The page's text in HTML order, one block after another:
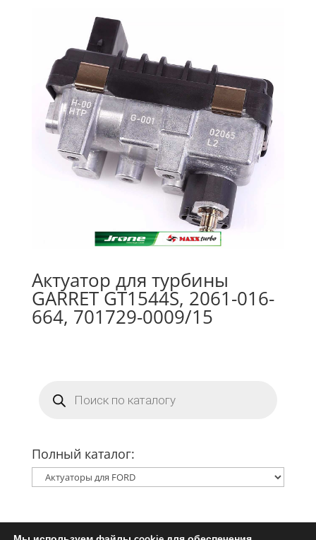
Актуатор для турбины
GARRET GT1544S, 2061-016-
664, 701729-0009/15
товаров
Полный каталог: